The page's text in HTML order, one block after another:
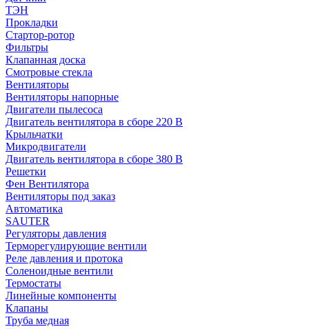
ТЭН
Прокладки
Стартор-ротор
Фильтры
Клапанная доска
Смотровые стекла
Вентиляторы
Вентиляторы напорные
Двигатели пылесоса
Двигатель вентилятора в сборе 220 В
Крыльчатки
Микродвигатели
Двигатель вентилятора в сборе 380 В
Решетки
Фен Вентилятора
Вентиляторы под заказ
Автоматика
SAUTER
Регуляторы давления
Терморегулирующие вентили
Реле давления и протока
Соленоидные вентили
Термостаты
Линейные компоненты
Клапаны
Труба медная